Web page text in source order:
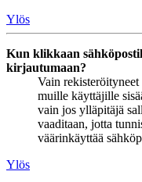
Ylös
Kun klikkaan
kirjautumaan?
Vain
muille käyttäjille
vain jos ylläpitäjä
vaaditaan, jotta
väärinkäyttää
Ylös